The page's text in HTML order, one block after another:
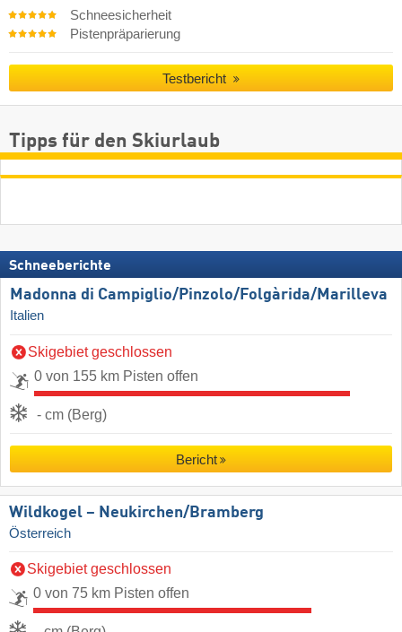
Schneesicherheit
Pistenpräparierung
Testbericht
Tipps für den Skiurlaub
Schneeberichte
Madonna di Campiglio/​Pinzolo/​Folgàrida/​Marilleva
Italien
Skigebiet geschlossen
0 von 155 km Pisten offen
- cm (Berg)
Bericht
Wildkogel – Neukirchen/​Bramberg
Österreich
Skigebiet geschlossen
0 von 75 km Pisten offen